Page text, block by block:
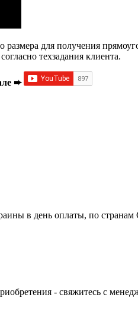
для получения
техзадания клиента.
➨
в день оплаты, по
- свяжитесь с